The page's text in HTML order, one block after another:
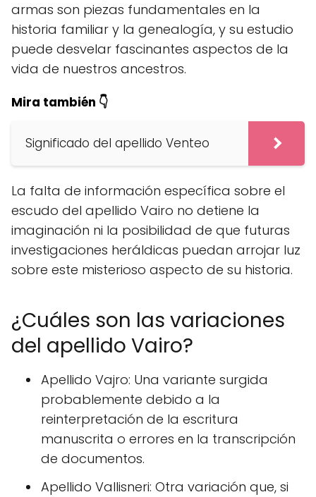
armas son piezas fundamentales en la
historia familiar y la genealogía, y su estudio
puede desvelar fascinantes aspectos de la
vida de nuestros ancestros.
Mira también 👇
Significado del apellido Venteo
La falta de información específica sobre el
escudo del apellido Vairo no detiene la
imaginación ni la posibilidad de que futuras
investigaciones heráldicas puedan arrojar luz
sobre este misterioso aspecto de su historia.
¿Cuáles son las variaciones
del apellido Vairo?
Apellido Vajro: Una variante surgida
probablemente debido a la
reinterpretación de la escritura
manuscrita o errores en la transcripción
de documentos.
Apellido Vallisneri: Otra variación que, si